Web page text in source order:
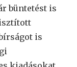
büntetést is
is